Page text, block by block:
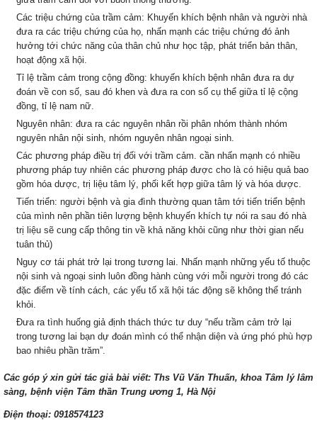
Các triệu chứng của trầm cảm: Khuyến khích bệnh nhân và người nhà
đưa ra các triệu chứng của họ, nhấn mạnh các triệu chứng đó ảnh
hưởng tới chức năng của thân chủ như học tập, phát triển bản thân,
hoạt động xã hội.
Tỉ lệ trầm cảm trong cộng đồng: khuyến khích bệnh nhân đưa ra dự
đoán về con số, sau đó khen và đưa ra con số cụ thể giữa tỉ lệ cộng
đồng, tỉ lệ nam nữ.
Nguyên nhân: đưa ra các nguyên nhân rồi phân nhóm thành nhóm
nguyên nhân nội sinh, nhóm nguyên nhân ngoại sinh.
Các phương pháp điều trị đối với trầm cảm. cần nhấn mạnh có nhiều
phương pháp tuy nhiên các phương pháp được cho là có hiệu quả bao
gồm hóa dược, trị liệu tâm lý, phối kết hợp giữa tâm lý và hóa dược.
Tiến triển: người bệnh và gia đình thường quan tâm tới tiến triển bệnh
của mình nên phần tiên lượng bệnh khuyến khích tự nói ra sau đó nhà
trị liệu sẽ cung cấp thông tin về khả năng khỏi cũng như thời gian nếu
tuân thủ)
Nguy cơ tái phát trở lại trong tương lai. Nhấn mạnh những yếu tố thuộc
nội sinh và ngoại sinh luôn đồng hành cùng với mỗi người trong đó các
đặc điểm về tính cách, các yếu tố xã hội tác động sẽ không thể tránh
khỏi.
Đưa ra tình huống giả định thách thức tư duy “nếu trầm cảm trở lại
trong tương lai bạn dự đoán mình có thể nhận diện và ứng phó phù hợp
bao nhiêu phần trăm”.
Các góp ý xin gửi tác giả bài viết: Ths Vũ Văn Thuấn, khoa Tâm lý lâm
sàng, bệnh viện Tâm thần Trung ương 1, Hà Nội
Điện thoại: 0918574123